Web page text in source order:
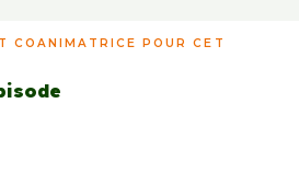
COANIMATRICE POUR CET